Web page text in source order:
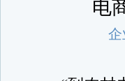
电
企